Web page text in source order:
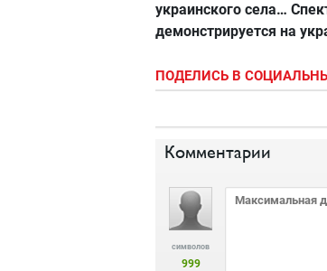
украинского села…
демонстрируется на
ПОДЕЛИСЬ В
Комментарии
символов
999